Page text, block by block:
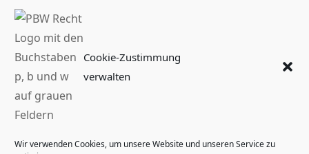
Cookie-Zustimmung
verwalten
Wir verwenden Cookies, um unsere Website und unseren Service zu